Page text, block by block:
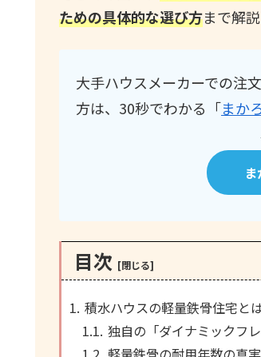
ための具体的な選び方まで解説
大手ハウスメーカーでの注
方は、30秒でわかる「まか
目次
積水ハウスの軽量鉄骨住宅と
独自の「ダイナミックフ